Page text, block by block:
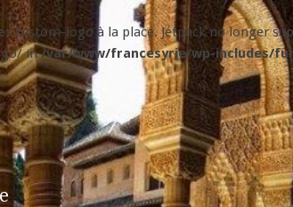
custom-logo à la place. Jetpack no longer
in/var/www/francesyrie/wp-includes/